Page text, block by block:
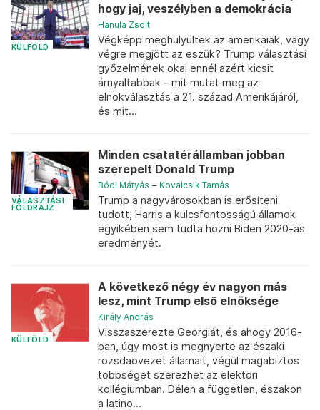
KÜLFÖLD
hogy jaj, veszélyben a demokrácia
Hanula Zsolt
Végképp meghülyültek az amerikaiak, vagy
végre megjött az eszük? Trump választási
győzelmének okai ennél azért kicsit
árnyaltabbak – mit mutat meg az
elnökválasztás a 21. század Amerikájáról,
és mit...
VÁLASZTÁSI
FÖLDRAJZ
Minden csatatérállamban jobban
szerepelt Donald Trump
Bódi Mátyás – Kovalcsik Tamás
Trump a nagyvárosokban is erősíteni
tudott, Harris a kulcsfontosságú államok
egyikében sem tudta hozni Biden 2020-as
eredményét.
KÜLFÖLD
A következő négy év nagyon más
lesz, mint Trump első elnöksége
Király András
Visszaszerezte Georgiát, és ahogy 2016-
ban, úgy most is megnyerte az északi
rozsdaövezet államait, végül magabiztos
többséget szerezhet az elektori
kollégiumban. Délen a független, északon
a latino...